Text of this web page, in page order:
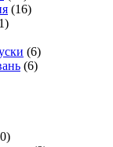
(16)
(6)
(6)